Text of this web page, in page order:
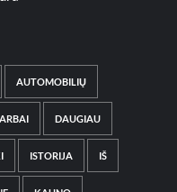
AUTOMOBILIŲ
DAUGIAU
ISTORIJA IŠ